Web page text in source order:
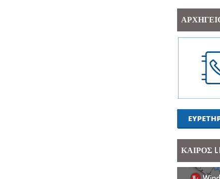
ΚΑΙΡΟΣ